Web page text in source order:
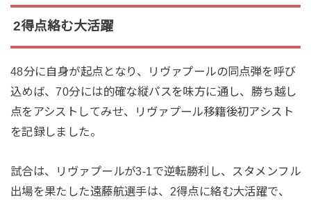
2得点絡む大活躍
48分に自身が起点となり、リヴァプールの同点弾を呼び
込めば、70分には的確な縦パスを味方に通し、勝ち越し
点をアシストしてみせ、リヴァプール移籍後初アシスト
を記録しました。
試合は、リヴァプールが3-1で逆転勝利し、スタメンフル
出場を果たした遠藤航選手は、2得点に絡む大活躍で、